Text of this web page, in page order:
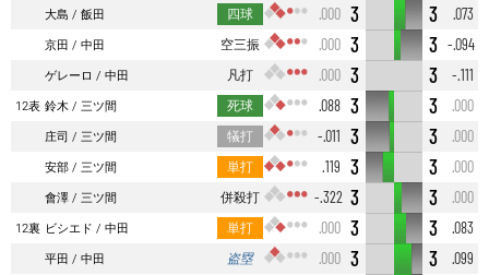
大島
飯田 四球 .000 3 3
.073
京田
中田 空三振 .000 3 3 -.094
ゲレーロ
中田 凡打 .000 3 3
-.111
12表 鈴木 三ツ間 死球 .088 3 3
.000
庄司
三ツ間 犠打 -.011 3 3
.000
安部
三ツ間 単打 .119 3 3
.000
會澤
三ツ間 併殺打 -.322 3 3
.000
12裏 ビシエド 中田 単打 .000 3 3
.083
平田
中田 盗塁 .000 3 3
.099